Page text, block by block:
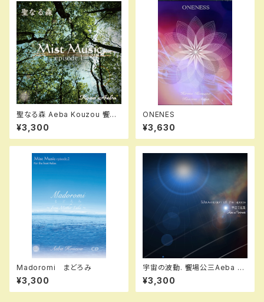
聖なる森 Aeba Kouzou 饗場
公三
¥3,300
ONENES
¥3,630
Madoromi まどろみ
¥3,300
宇宙の波動. 饗場公三Aeba K
ouzou
¥3,300